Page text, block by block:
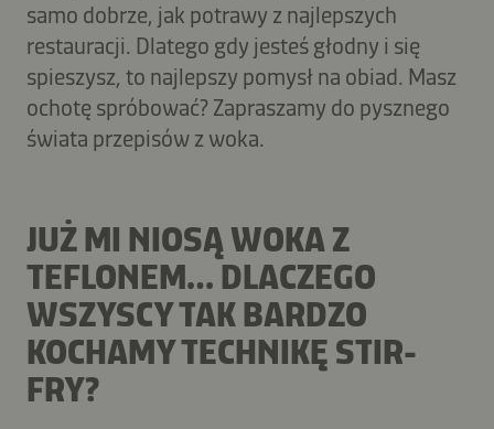
samo dobrze, jak potrawy z najlepszych
restauracji. Dlatego gdy jesteś głodny i się
spieszysz, to najlepszy pomysł na obiad. Masz
ochotę spróbować? Zapraszamy do pysznego
świata przepisów z woka.
JUŻ MI NIOSĄ WOKA Z
TEFLONEM… DLACZEGO
WSZYSCY TAK BARDZO
KOCHAMY TECHNIKĘ STIR-
FRY?